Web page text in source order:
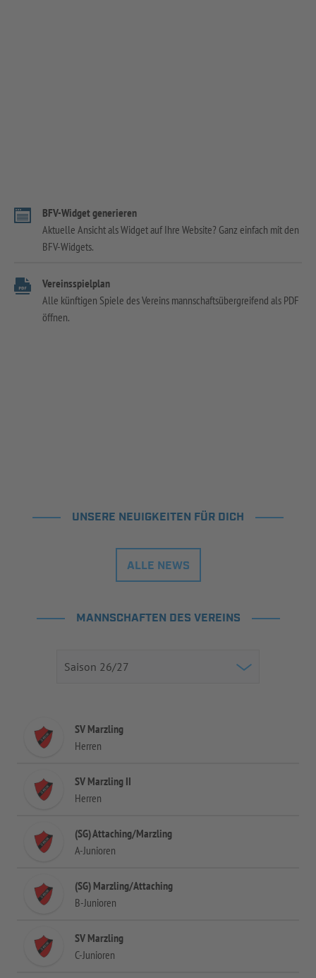
BFV-Widget generieren
Aktuelle Ansicht als Widget auf Ihre Website? Ganz einfach mit den
BFV-Widgets.
Vereinsspielplan
Alle künftigen Spiele des Vereins mannschaftsübergreifend als PDF
öffnen.
UNSERE NEUIGKEITEN FÜR DICH
ALLE NEWS
MANNSCHAFTEN DES VEREINS
SV Marzling
Herren
SV Marzling II
Herren
(SG) Attaching/Marzling
A-Junioren
(SG) Marzling/Attaching
B-Junioren
SV Marzling
C-Junioren